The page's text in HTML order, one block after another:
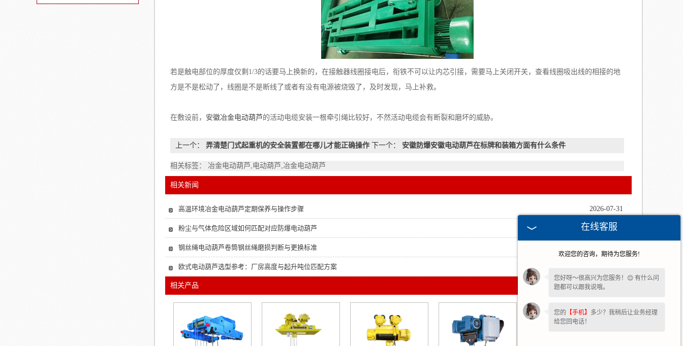
若是触电部位的厚度仅剩1/3的话要马上换新的，在接触器线圈接电后，衔铁不可以让内芯引接，需要马上关闭开关，查看线圈吸出线的相接的地
方是不是松动了，线圈是不是断线了或者有没有电源被烧毁了，及时发现，马上补救。
在敷设前， 安徽冶金电动葫芦 的活动电缆安装一根牵引绳比较好，不然活动电缆会有断裂和磨坏的威胁。
上一个： 弄清楚门式起重机的安全装置都在哪儿才能正确操作 下一个： 安徽防爆安徽电动葫芦在标牌和装箱方面有什么条件
相关标签： 冶金电动葫芦,电动葫芦,冶金电动葫芦
相关新闻
2026-07-31
高温环境冶金电动葫芦定期保养与操作步骤
2026-07-24
粉尘与气体危险区域如何匹配对应防爆电动葫芦
钢丝绳电动葫芦卷筒钢丝绳磨损判断与更换标准
欧式电动葫芦选型参考：厂房高度与起升吨位匹配方案
相关产品
在线客服
欢迎您的咨询，期待为您服务!
您好呀～很高兴为您服务！😊 有什么问
题都可以跟我说哦。
您的 【手机】 多少？我稍后让业务经理
给您回电话！